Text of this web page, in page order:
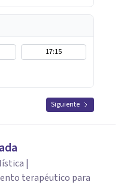
17:15
Siguiente
|
terapéutico para